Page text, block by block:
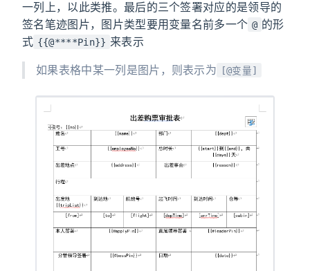
一列上，以此类推。最后的三个签署对应的是领导的
签名笔迹图片，图片类型要用变量名前多一个 @ 的形
式 {{@****Pin}} 来表示
如果表格中某一列是图片，则表示为 [@变量]